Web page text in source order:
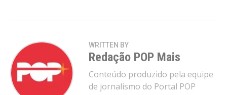
WRITTEN BY
Redação POP Mais
Conteúdo produzido pela equipe
de jornalismo do Portal POP